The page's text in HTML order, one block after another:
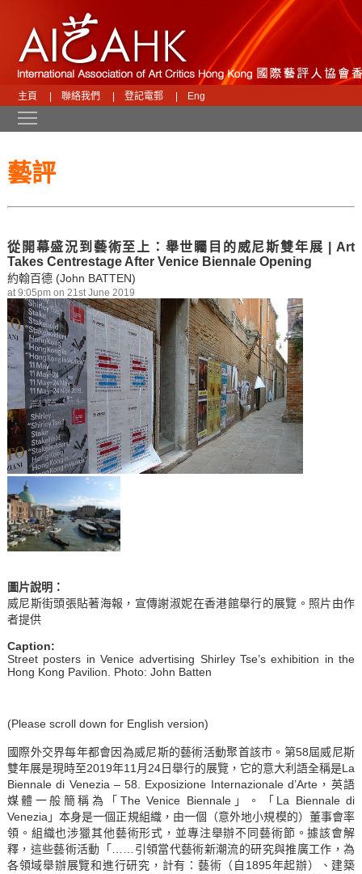
主頁 聯絡我們 登記電郵 Eng
藝評
從開幕盛況到藝術至上：舉世矚目的威尼斯雙年展 | Art
Takes Centrestage After Venice Biennale Opening
約翰百德 (John BATTEN)
at 9:05pm on 21st June 2019
圖片說明：
威尼斯街頭張貼著海報，宣傳謝淑妮在香港館舉行的展覽。照片由作
者提供
Caption:
Street posters in Venice advertising Shirley Tse’s exhibition in the
Hong Kong Pavilion. Photo: John Batten
(Please scroll down for English version)
國際外交界每年都會因為威尼斯的藝術活動聚首該市。第58屆威尼斯
雙年展是現時至2019年11月24日舉行的展覽，它的意大利語全稱是La
Biennale di Venezia – 58. Exposizione Internazionale d’Arte，英語
媒體一般簡稱為「The Venice Biennale」。「La Biennale di
Venezia」本身是一個正規組織，由一個（意外地小規模的）董事會率
領。組織也涉獵其他藝術形式，並專注舉辦不同藝術節。據該會解
釋，這些藝術活動「……引領當代藝術新潮流的研究與推廣工作，為
各領域舉辦展覽和進行研究，計有：藝術（自1895年起辦）、建築